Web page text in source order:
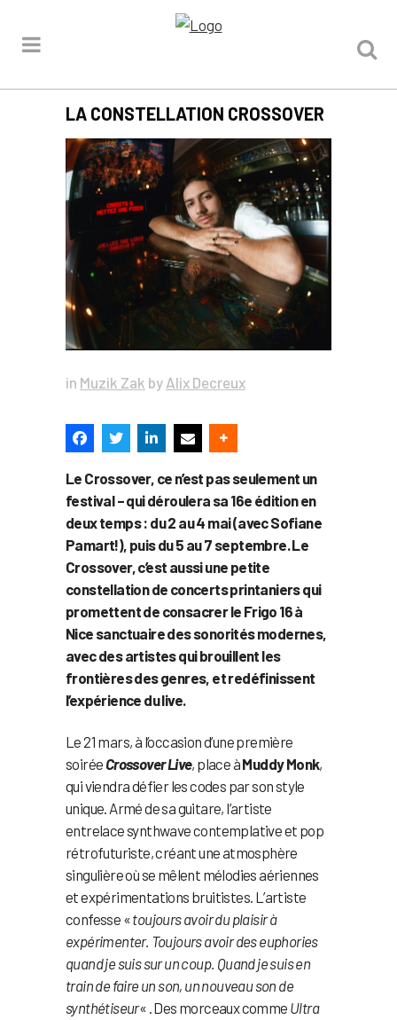
LA CONSTELLATION CROSSOVER
in Muzik Zak by Alix Decreux
Le Crossover, ce n’est pas seulement un
festival – qui déroulera sa 16e édition en
deux temps : du 2 au 4 mai (avec Sofiane
Pamart!), puis du 5 au 7 septembre. Le
Crossover, c’est aussi une petite
constellation de concerts printaniers qui
promettent de consacrer le Frigo 16 à
Nice sanctuaire des sonorités modernes,
avec des artistes qui brouillent les
frontières des genres, et redéfinissent
l’expérience du live.
Le 21 mars, à l’occasion d’une première
soirée Crossover Live, place àMuddy Monk,
qui viendra défier les codes par son style
unique. Armé de sa guitare, l’artiste
entrelace synthwave contemplative et pop
rétrofuturiste, créant une atmosphère
singulière où se mêlent mélodies aériennes
et expérimentations bruitistes. L’artiste
confesse «toujours avoir du plaisir à
expérimenter. Toujours avoir des euphories
quand je suis sur un coup. Quand je suis en
train de faire un son, un nouveau son de
synthétiseur« . Des morceaux comme Ultra